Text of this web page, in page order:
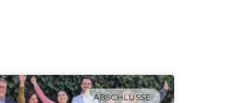
ABSCHLÜSSE